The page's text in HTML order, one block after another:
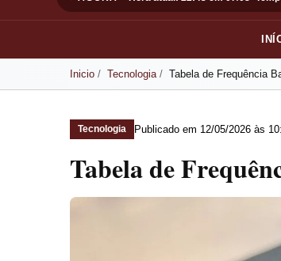
Inicio Tecnologia Tabela de Frequência
Tecnologia Publicado em 12/05/2026 às
Tabela de